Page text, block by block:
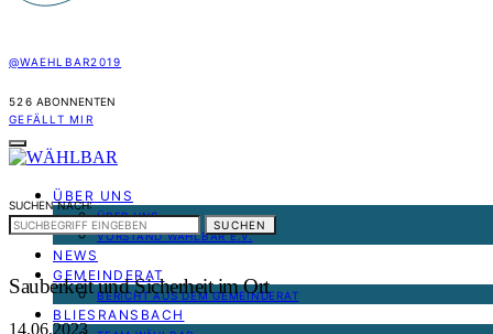
@WAEHLBAR2019
526 ABONNENTEN
GEFÄLLT MIR
ÜBER UNS
ÜBER UNS
VORSTAND WÄHLBAR E.V.
NEWS
GEMEINDERAT
BERICHT AUS DEM GEMEINDERAT
BLIESRANSBACH
SUCHEN NACH:
SUCHEN
Sauberkeit und Sicherheit im Ort
14.06.2023